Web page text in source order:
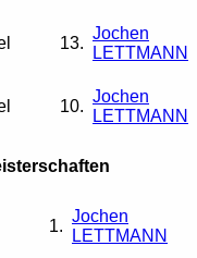
13.
Jochen
LETTMANN
10.
Jochen
LETTMANN
1.
Jochen
LETTMANN